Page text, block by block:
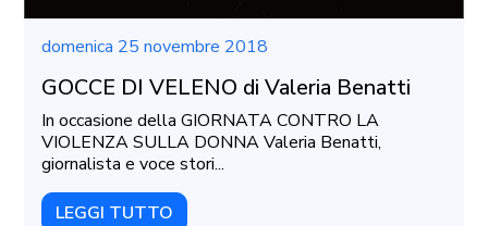
domenica 25 novembre 2018
GOCCE DI VELENO di Valeria Benatti
In occasione della GIORNATA CONTRO LA
VIOLENZA SULLA DONNA Valeria Benatti,
giornalista e voce stori...
LEGGI TUTTO